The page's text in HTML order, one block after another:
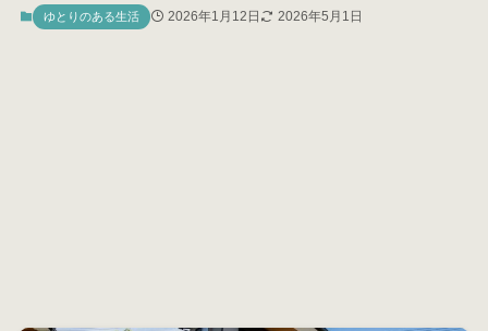
ゆとりのある生活 2026年1月12日 2026年5月1日